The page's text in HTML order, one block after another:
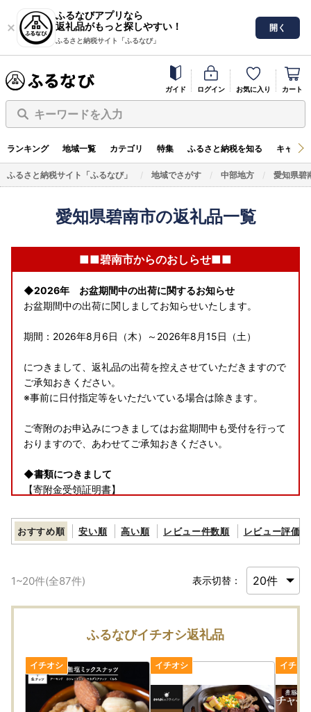
ふるなびアプリなら
返礼品がもっと探しやすい！
ふるさと納税サイト「ふるなび」
開く
ガイド ログイン お気に入り カート
キーワードを入力
ランキング 地域一覧 カテゴリ 特集 ふるさと納税を知る キャン
ふるさと納税サイト「ふるなび」 地域でさがす 中部地方 愛知県碧
愛知県碧南市の返礼品一覧
■■碧南市からのおしらせ■■
◆2026年 お盆期間中の出荷に関するお知らせ
お盆期間中の出荷に関しましてお知らせいたします。
期間：2026年8月6日（木）～2026年8月15日（土）
につきまして、返礼品の出荷を控えさせていただきますので
ご承知おきください。
※事前に日付指定等をいただいている場合は除きます。
ご寄附のお申込みにつきましてはお盆期間中も受付を行って
おりますので、あわせてご承知おきください。
◆書類につきまして
【寄附金受領証明書】
す。
ご希望の方へ申請書を寄附金受領証明書と一緒にお送りしま
す。
ワンストップ特例申請書はご入金確認後2週間程度で記載の
ご住所へ発送いたします。
※年末年始は書類の発送時期が異なります。
◆ワンストップ特例申請を利用する方におすすめ！オンライ
ンサービスのご案内
（１）申請書不要！すべてオンラインで完結できる申請アプ
おすすめ順 安い順 高い順 レビュー件数順 レビュー評価順
1~20件(全87件) 表示切替：
ふるなびイチオシ返礼品